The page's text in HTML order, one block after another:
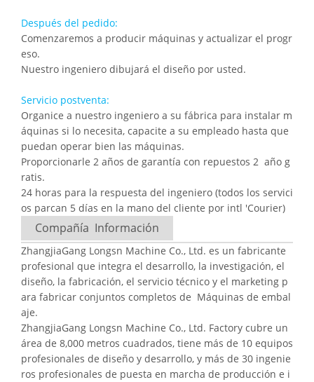
Después del pedido:
Comenzaremos a producir máquinas y actualizar el progr
eso.
Nuestro ingeniero dibujará el diseño por usted.
Servicio postventa:
Organice a nuestro ingeniero a su fábrica para instalar m
áquinas si lo necesita, capacite a su empleado hasta que
puedan operar bien las máquinas.
Proporcionarle 2 años de garantía con repuestos 2 año g
ratis.
24 horas para la respuesta del ingeniero (todos los servici
os parcan 5 días en la mano del cliente por intl 'Courier)
Compañía Información
ZhangjiaGang Longsn Machine Co., Ltd. es un fabricante
profesional que integra el desarrollo, la investigación, el
diseño, la fabricación, el servicio técnico y el marketing p
ara fabricar conjuntos completos de Máquinas de embal
aje.
ZhangjiaGang Longsn Machine Co., Ltd. Factory cubre un
área de 8,000 metros cuadrados, tiene más de 10 equipos
profesionales de diseño y desarrollo, y más de 30 ingenie
ros profesionales de puesta en marcha de producción e i